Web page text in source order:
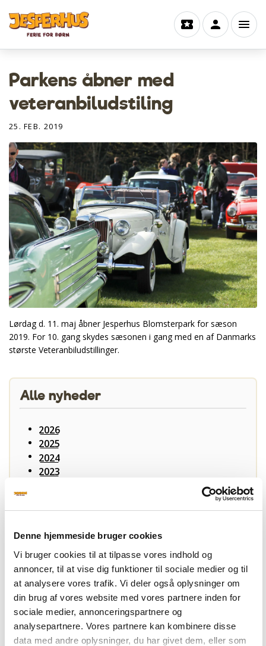
Denne hjemmeside bruger cookies
Vi bruger cookies til at tilpasse vores indhold og
annoncer, til at vise dig funktioner til sociale medier og til
at analysere vores trafik. Vi deler også oplysninger om
din brug af vores website med vores partnere inden for
sociale medier, annonceringspartnere og
analysepartnere. Vores partnere kan kombinere disse
data med andre oplysninger, du har givet dem, eller som
Parkens åbner med
veteranbiludstiling
25. FEB. 2019
Lørdag d. 11. maj åbner Jesperhus Blomsterpark for sæson
2019. For 10. gang skydes sæsonen i gang med en af Danmarks
største Veteranbiludstillinger.
Alle nyheder
2026
2025
2024
2023
2020
februar
oktober
december
2018
2017
2016
2015
2014